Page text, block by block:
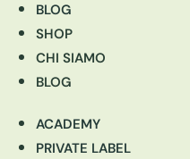
BLOG
SHOP
CHI SIAMO
BLOG
ACADEMY
PRIVATE LABEL